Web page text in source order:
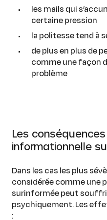
les mails qui
certaine pression
la politesse tend à
de plus en plus de
comme une façon
problème
Les
informationnelle
Dans les cas les plus
considérée comme une
surinformée peut
psychiquement. Les
: